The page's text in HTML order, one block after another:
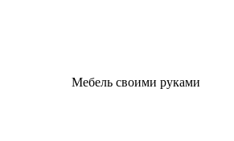
Мебель своими руками